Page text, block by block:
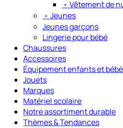
﹢ Vêtement de
﹢ Jeunes
Jeunes garçons
Lingerie pour bébé
Chaussures
Accessoires
Équipement enfants et
Jouets
Marques
Matériel scolaire
Notre assortiment durable
Thèmes & Tendances